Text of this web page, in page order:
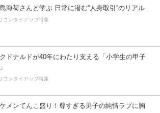
海荷さんと学ぶ 日常に潜む“人身取引”のリアル
コンタイアップ特集
ドナルドが40年にわたり支える「小学生の甲子
コンタイアップ特集
メンてんこ盛り！尊すぎる男子の純情ラブに胸